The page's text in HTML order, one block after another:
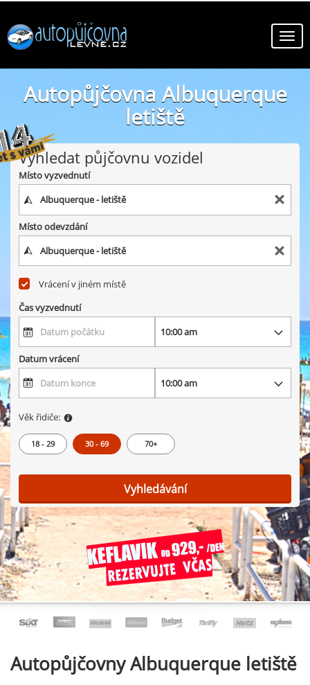
Autopůjčovna Albuquerque
letiště
online autopůjčovny ve městě Albuquerque letiště
Vyhledat půjčovnu vozidel
Místo vyzvednutí
Místo odevzdání
Vrácení v jiném místě
Čas vyzvednutí
Datum vrácení
Věk řidiče:
18 - 29 30 - 69 70+
Vyhledávání
AutopůjčovnyAlbuquerque letiště